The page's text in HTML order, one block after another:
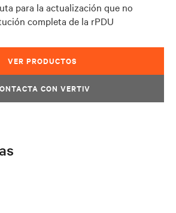
para la actualización que no
completa de la rPDU
VER PRODUCTOS
CON VERTIV